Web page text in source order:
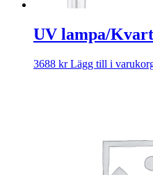
UV lampa/
3688 kr Lägg till i